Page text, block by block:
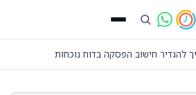
להגדיר חישוב הפסקה בדוח נוכחות